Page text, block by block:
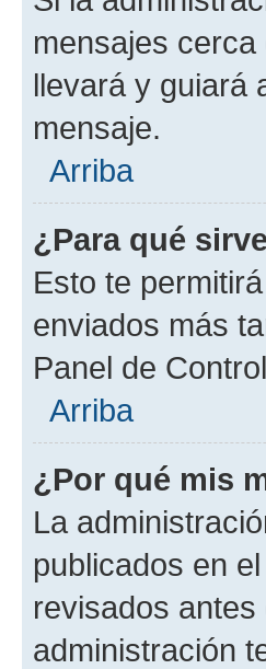
mensajes
llevará y guiará
mensaje.
Arriba
¿Para qué
Esto te
enviados más
Panel de
Arriba
¿Por qué mis
La
publicados en
revisados
administración